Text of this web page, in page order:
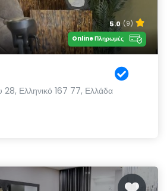
5.0 (9)
Online Πληρωμές
Ελληνικό 167 77, Ελλάδα